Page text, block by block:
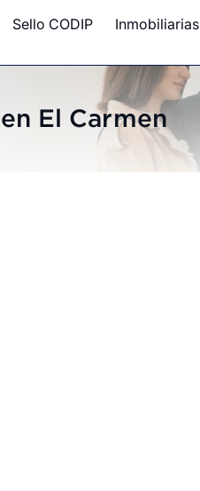
Sello CODIP Inmobiliarias
El Carmen